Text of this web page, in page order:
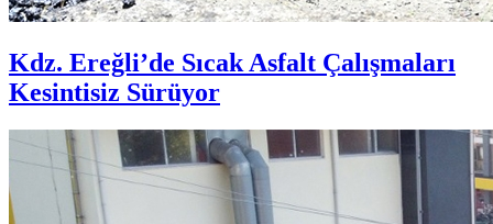
Kdz. Ereğli’de Sıcak Asfalt Çalışmaları
Kesintisiz Sürüyor